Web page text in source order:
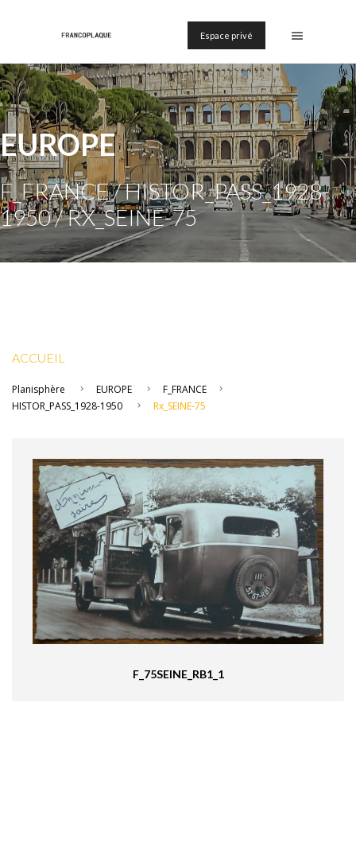
Espace privé
EUROPE
F_FRANCE / HISTOR_PASS_1928-
1950 / RX_SEINE-75
ACCUEIL
Planisphère EUROPE
F_FRANCE
HISTOR_PASS_1928-1950
Rx_SEINE-75
F_75SEINE_RB1_1